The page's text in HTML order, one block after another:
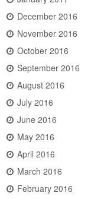
December 2016
November 2016
October 2016
September 2016
August 2016
July 2016
June 2016
May 2016
April 2016
March 2016
February 2016